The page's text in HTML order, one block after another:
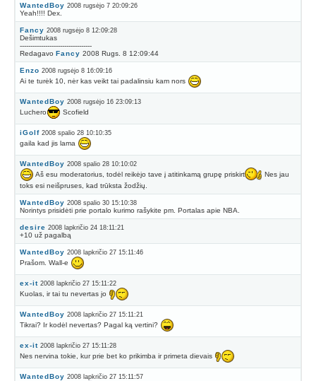
WantedBoy 2008 rugsėjo 7 20:09:26
Yeah!!!! Dex.
Fancy 2008 rugsėjo 8 12:09:28
Dešimtukas
----------------------------------
Redagavo Fancy 2008 Rugs. 8 12:09:44
Enzo 2008 rugsėjo 8 16:09:16
Ai te turėk 10, nėr kas veikt tai padalinsiu kam nors
WantedBoy 2008 rugsėjo 16 23:09:13
Luchero Scofield
iGolf 2008 spalio 28 10:10:35
gaila kad jis lama
WantedBoy 2008 spalio 28 10:10:02
Aš esu moderatorius, todėl reikėjo tave į atitinkamą grupę priskirt
Nes jau
toks esi neišpruses, kad trūksta žodžių.
WantedBoy 2008 spalio 30 15:10:38
Norintys prisidėti prie portalo kurimo rašykite pm. Portalas apie NBA.
desire 2008 lapkričio 24 18:11:21
+10 už pagalbą
WantedBoy 2008 lapkričio 27 15:11:46
Prašom. Wall-e
ex-it 2008 lapkričio 27 15:11:22
Kuolas, ir tai tu nevertas jo
WantedBoy 2008 lapkričio 27 15:11:21
Tikrai? Ir kodėl nevertas? Pagal ką vertini?
ex-it 2008 lapkričio 27 15:11:28
Nes nervina tokie, kur prie bet ko prikimba ir primeta dievais
WantedBoy 2008 lapkričio 27 15:11:57